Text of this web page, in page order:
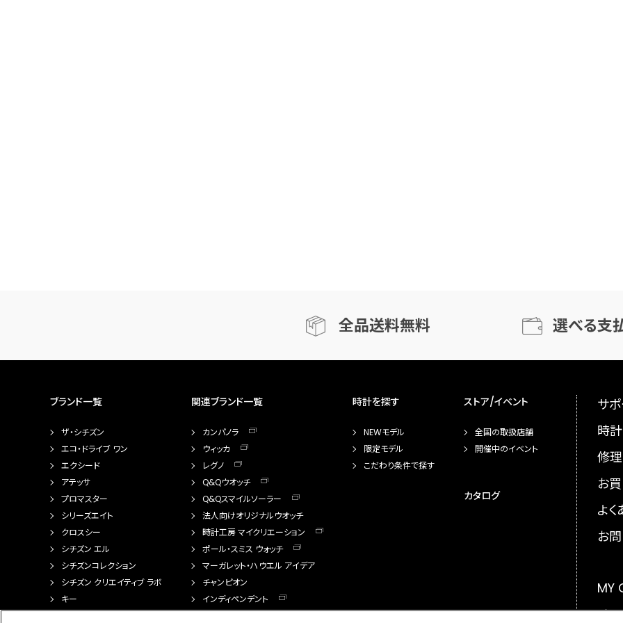
全品送料無料 選べる支
ブランド一覧
ザ・シチズン
エコ・ドライブ ワン
エクシード
アテッサ
プロマスター
シリーズエイト
クロスシー
シチズン エル
シチズンコレクション
シチズン クリエイティブ ラボ
キー
関連ブランド一覧
カンパノラ
ウィッカ
レグノ
Q&Qウオッチ
Q&Qスマイルソーラー
法人向けオリジナルウオッチ
時計工房 マイクリエーション
ポール・スミス ウォッチ
マーガレット・ハウエル アイデア
チャンピオン
インディペンデント
時計を探す
NEWモデル
限定モデル
こだわり条件で探す
ストア/イベント
全国の取扱店舗
開催中のイベント
カタログ
サ
時
修理
お
よ
お
MY
メ